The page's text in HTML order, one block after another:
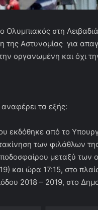
Ολυμπιακός στη
Αστυνομίας για
οργανωμένη και όχι
τα εξής:
εκδόθηκε από το
των φιλάθλων
μεταξύ
ώρα 17:15, στο
2018 – 2019, στο